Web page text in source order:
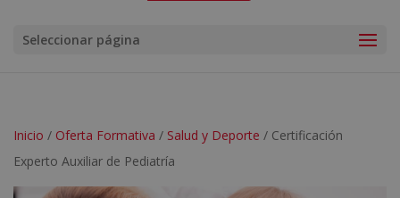
Seleccionar página
Inicio / Oferta Formativa / Salud y Deporte / Certificación
Experto Auxiliar de Pediatría